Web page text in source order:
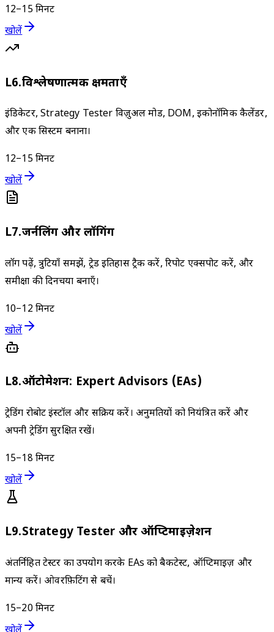
12–15 मिनट
खोलें
L6.विश्लेषणात्मक क्षमताएँ
इंडिकेटर, Strategy Tester विज़ुअल मोड, DOM, इकोनॉमिक कैलेंडर,
और एक सिस्टम बनाना।
12–15 मिनट
खोलें
L7.जर्नलिंग और लॉगिंग
लॉग पढ़ें, त्रुटियाँ समझें, ट्रेड इतिहास ट्रैक करें, रिपोर्ट एक्सपोर्ट करें, और
समीक्षा की दिनचर्या बनाएँ।
10–12 मिनट
खोलें
L8.ऑटोमेशन: Expert Advisors (EAs)
ट्रेडिंग रोबोट इंस्टॉल और सक्रिय करें। अनुमतियों को नियंत्रित करें और
अपनी ट्रेडिंग सुरक्षित रखें।
15–18 मिनट
खोलें
L9.Strategy Tester और ऑप्टिमाइज़ेशन
अंतर्निहित टेस्टर का उपयोग करके EAs को बैकटेस्ट, ऑप्टिमाइज़ और
मान्य करें। ओवरफ़िटिंग से बचें।
15–20 मिनट